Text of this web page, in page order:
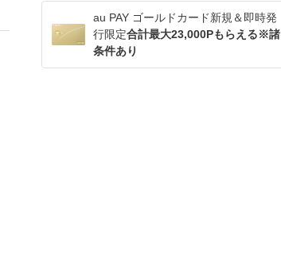
au PAY ゴールドカード新規＆即時発
行限定合計最大23,000Pもらえる※諸
条件あり